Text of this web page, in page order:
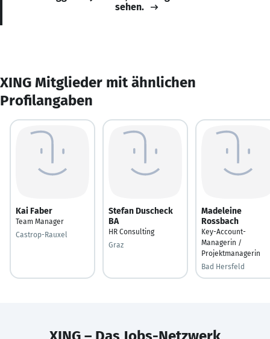
sehen.
XING Mitglieder mit ähnlichen
Profilangaben
Kai Faber
Team Manager
Castrop-Rauxel
Stefan Duscheck
BA
HR Consulting
Graz
Madeleine
Rossbach
Key-Account-
Managerin /
Projektmanagerin
Bad Hersfeld